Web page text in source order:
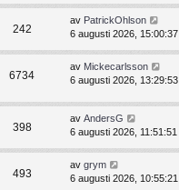
242
av PatrickOhlson
6 augusti 2026, 15:00:37
6734
av Mickecarlsson
6 augusti 2026, 13:29:53
398
av AndersG
6 augusti 2026, 11:51:51
493
av grym
6 augusti 2026, 10:55:21